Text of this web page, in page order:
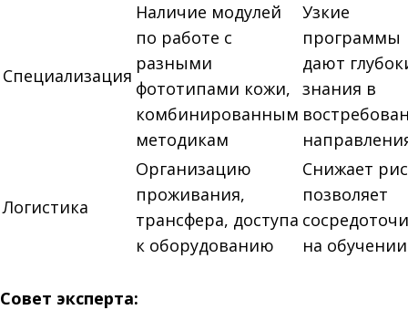
Специализация
Наличие модулей
по работе с
разными
фототипами кожи,
комбинированным
методикам
Узкие
программы
дают
знания в
Логистика
Организацию
проживания,
трансфера, доступа
к оборудованию
Снижает
позволяет
на обучении
Совет эксперта: